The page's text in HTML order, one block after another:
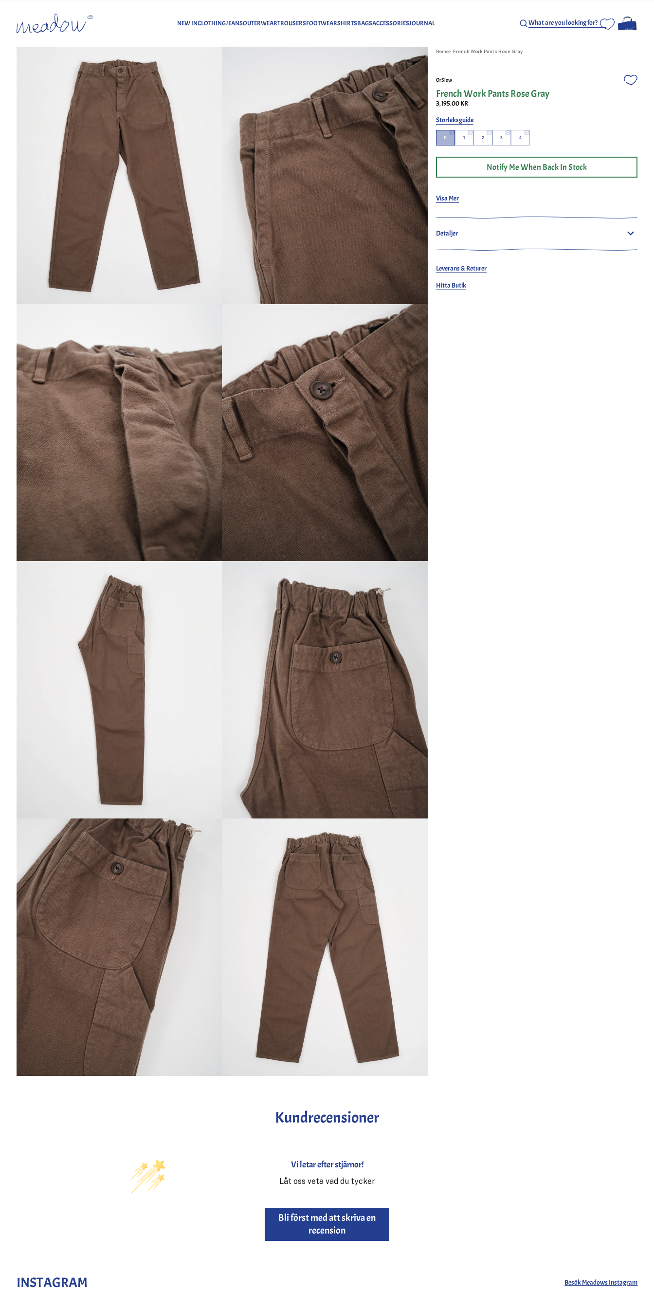
NEW INCLOTHINGJEANSOUTERWEARTROUSERSFOOTWEARSHIRTSBAGSACCESSORIESJOURNAL
Home French Work Pants Rose Gray
OrSlow
French Work Pants Rose Gray
3,195.00 KR
Storleksguide
0 1 2 3 4
Notify Me When Back In Stock
franska arbetsbyxorna. Dessa byxor, inspirerade av arbetskläder från 1960-
säkerställa en mjuk känsla. Oavsett om det är sommar eller vinter är dessa
unisexbyxor att förbli ditt pålitliga val under många år framöver.
Visa Mer
Detaljer
Leverans & Returer
Hitta Butik
Kundrecensioner
Vi letar efter stjärnor!
Låt oss veta vad du tycker
Bli först med att skriva en
recension
INSTAGRAM Besök Meadows Instagram